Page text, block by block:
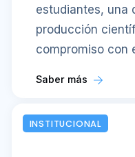
estudiantes, una
producción
compromiso con
Saber más
INSTITUCIONAL